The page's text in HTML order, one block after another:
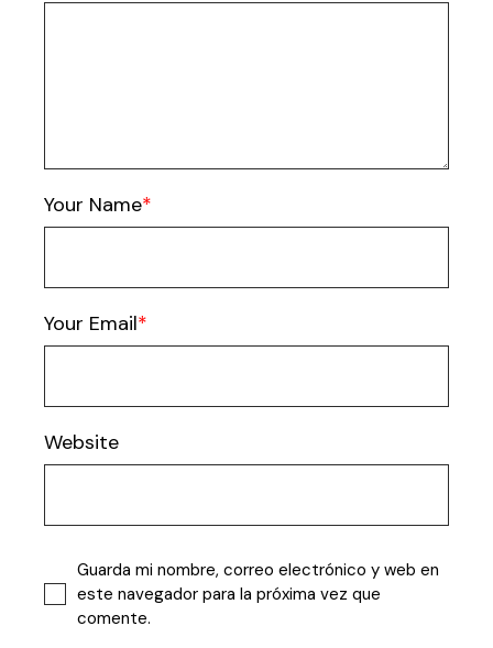
Your Name
Your Email
Website
Guarda mi nombre, correo electrónico y web en
este navegador para la próxima vez que
comente.